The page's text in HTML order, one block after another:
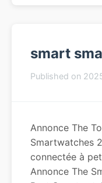
smart
Published on
Annonce The
Smartwatches
connectée à
Annonce The